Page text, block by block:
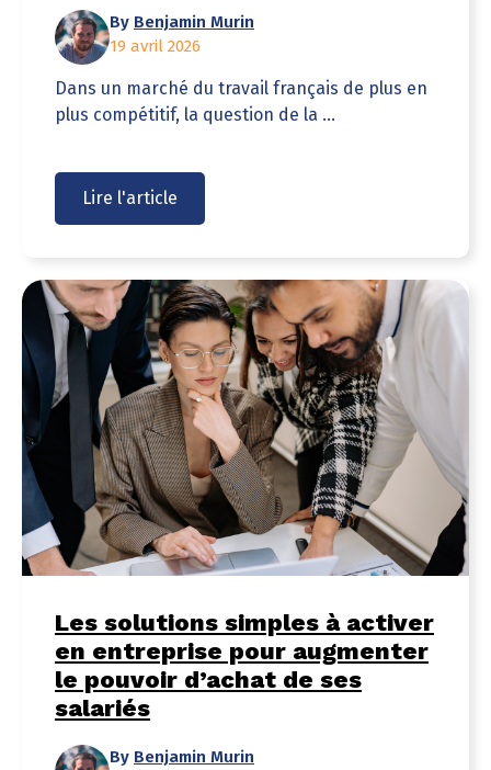
By Benjamin Murin
19 avril 2026
Dans un marché du travail français de plus en
plus compétitif, la question de la ...
Lire l'article
Les solutions simples à activer
en entreprise pour augmenter
le pouvoir d’achat de ses
salariés
By Benjamin Murin